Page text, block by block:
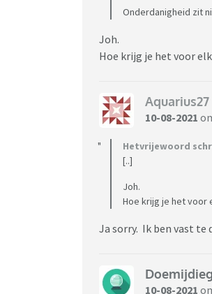
Onderdanigheid zit
Joh.
Hoe krijg je het voor
Aquarius27
10-08-2021
Hetvrijewoord
[..]
Joh.
Hoe krijg je het voor
Ja sorry. Ik ben vast te
10-08-2021